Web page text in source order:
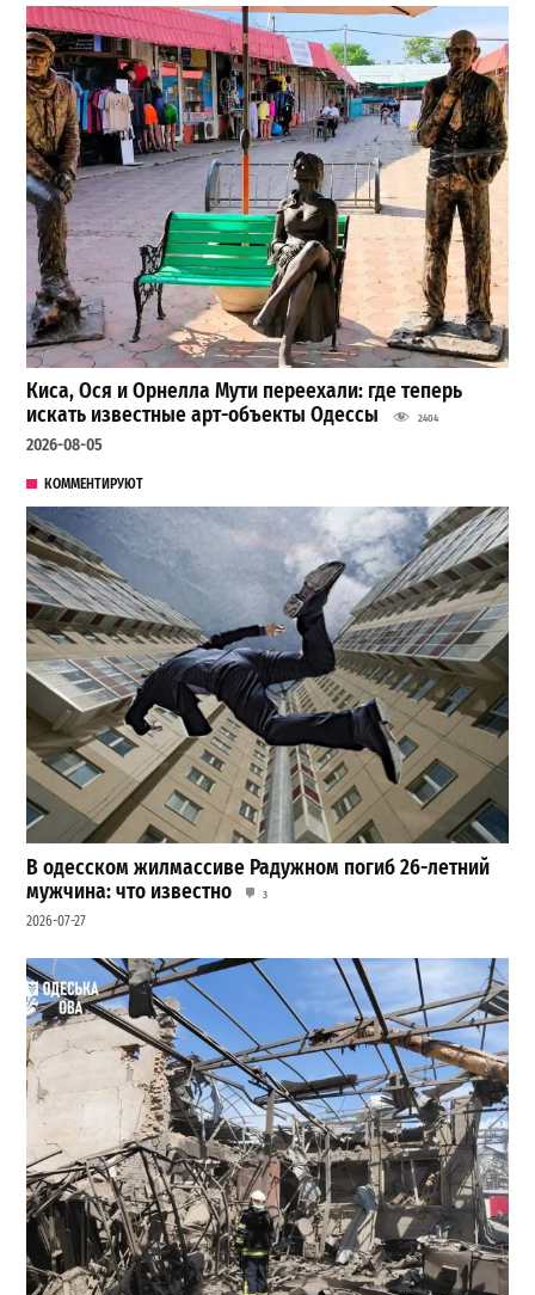
Киса, Ося и Орнелла Мути переехали: где теперь
искать известные арт-объекты Одессы
2404
2026-08-05
КОММЕНТИРУЮТ
В одесском жилмассиве Радужном погиб 26-летний
мужчина: что известно
3
2026-07-27